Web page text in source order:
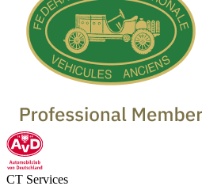
CT Services